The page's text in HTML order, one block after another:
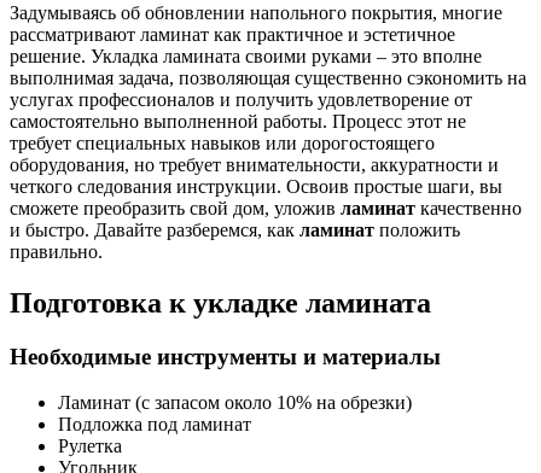
Задумываясь об обновлении напольного покрытия, многие
рассматривают ламинат как практичное и эстетичное
решение. Укладка ламината своими руками – это вполне
выполнимая задача, позволяющая существенно сэкономить на
услугах профессионалов и получить удовлетворение от
самостоятельно выполненной работы. Процесс этот не
требует специальных навыков или дорогостоящего
оборудования, но требует внимательности, аккуратности и
четкого следования инструкции. Освоив простые шаги, вы
сможете преобразить свой дом, уложив ламинат качественно
и быстро. Давайте разберемся, как ламинат положить
правильно.
Подготовка к укладке ламината
Необходимые инструменты и материалы
Ламинат (с запасом около 10% на обрезки)
Подложка под ламинат
Рулетка
Угольник